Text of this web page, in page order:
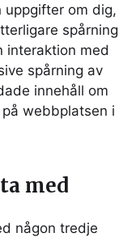
uppgifter om dig,
spårning
interaktion med
spårning av
innehåll om
webbplatsen i
med
någon tredje